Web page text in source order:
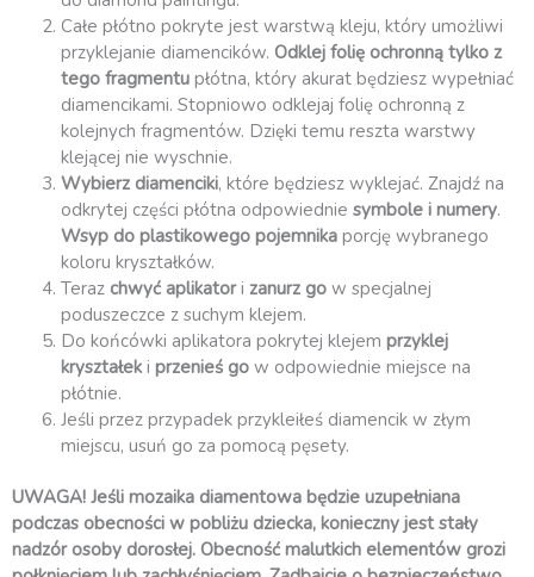
Całe płótno pokryte jest warstwą kleju, który umożliwi
przyklejanie diamencików. Odklej folię ochronną tylko z
tego fragmentu płótna, który akurat będziesz wypełniać
diamencikami. Stopniowo odklejaj folię ochronną z
kolejnych fragmentów. Dzięki temu reszta warstwy
klejącej nie wyschnie.
Wybierz diamenciki, które będziesz wyklejać. Znajdź na
odkrytej części płótna odpowiedniesymbole i numery.
Wsyp do plastikowego pojemnika porcję wybranego
koloru kryształków.
Teraz chwyć aplikatori zanurz gow specjalnej
poduszeczce z suchym klejem.
Do końcówki aplikatora pokrytej klejemprzyklej
kryształekiprzenieś go w odpowiednie miejsce na
płótnie.
Jeśli przez przypadek przykleiłeś diamencik w złym
miejscu, usuń go za pomocą pęsety.
UWAGA! Jeśli mozaika diamentowa będzie uzupełniana
podczas obecności w pobliżu dziecka, konieczny jest stały
nadzór osoby dorosłej. Obecność malutkich elementów grozi